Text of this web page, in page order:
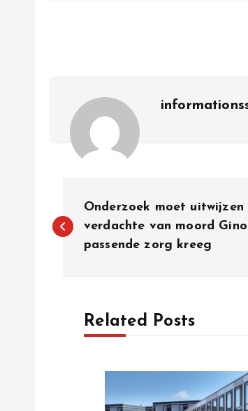
o
Onderzoek moet uitwijzen
verdachte van moord Gino
passende zorg kreeg
Related Posts